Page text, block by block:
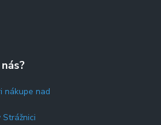
nákupe nad
Strážnici